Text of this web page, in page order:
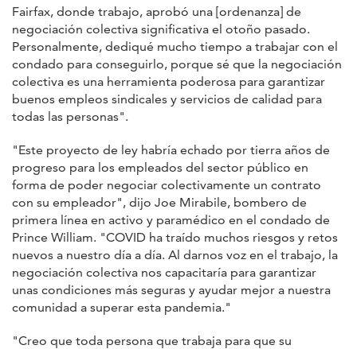
Fairfax, donde trabajo, aprobó una [ordenanza] de
negociación colectiva significativa el otoño pasado.
Personalmente, dediqué mucho tiempo a trabajar con el
condado para conseguirlo, porque sé que la negociación
colectiva es una herramienta poderosa para garantizar
buenos empleos sindicales y servicios de calidad para
todas las personas".
"Este proyecto de ley habría echado por tierra años de
progreso para los empleados del sector público en
forma de poder negociar colectivamente un contrato
con su empleador", dijo Joe Mirabile, bombero de
primera línea en activo y paramédico en el condado de
Prince William. "COVID ha traído muchos riesgos y retos
nuevos a nuestro día a día. Al darnos voz en el trabajo, la
negociación colectiva nos capacitaría para garantizar
unas condiciones más seguras y ayudar mejor a nuestra
comunidad a superar esta pandemia."
"Creo que toda persona que trabaja para que su